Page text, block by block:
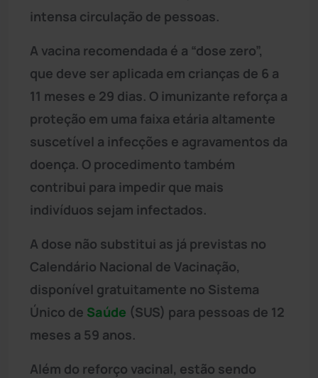
intensa circulação de pessoas.
A vacina recomendada é a “dose zero”,
que deve ser aplicada em crianças de 6 a
11 meses e 29 dias. O imunizante reforça a
proteção em uma faixa etária altamente
suscetível a infecções e agravamentos da
doença. O procedimento também
contribui para impedir que mais
indivíduos sejam infectados.
A dose não substitui as já previstas no
Calendário Nacional de Vacinação,
disponível gratuitamente no Sistema
Único de Saúde (SUS) para pessoas de 12
meses a 59 anos.
Além do reforço vacinal, estão sendo